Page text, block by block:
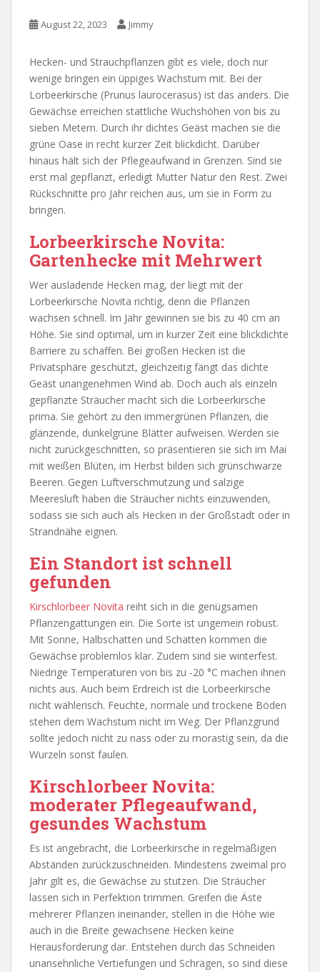
August 22, 2023 Jimmy
Hecken- und Strauchpflanzen gibt es viele, doch nur
wenige bringen ein üppiges Wachstum mit. Bei der
Lorbeerkirsche (Prunus laurocerasus) ist das anders. Die
Gewächse erreichen stattliche Wuchshöhen von bis zu
sieben Metern. Durch ihr dichtes Geäst machen sie die
grüne Oase in recht kurzer Zeit blickdicht. Darüber
hinaus hält sich der Pflegeaufwand in Grenzen. Sind sie
erst mal gepflanzt, erledigt Mutter Natur den Rest. Zwei
Rückschnitte pro Jahr reichen aus, um sie in Form zu
bringen.
Lorbeerkirsche Novita:
Gartenhecke mit Mehrwert
Wer ausladende Hecken mag, der liegt mit der
Lorbeerkirsche Novita richtig, denn die Pflanzen
wachsen schnell. Im Jahr gewinnen sie bis zu 40 cm an
Höhe. Sie sind optimal, um in kurzer Zeit eine blickdichte
Barriere zu schaffen. Bei großen Hecken ist die
Privatsphäre geschützt, gleichzeitig fängt das dichte
Geäst unangenehmen Wind ab. Doch auch als einzeln
gepflanzte Sträucher macht sich die Lorbeerkirsche
prima. Sie gehört zu den immergrünen Pflanzen, die
glänzende, dunkelgrüne Blätter aufweisen. Werden sie
nicht zurückgeschnitten, so präsentieren sie sich im Mai
mit weißen Blüten, im Herbst bilden sich grünschwarze
Beeren. Gegen Luftverschmutzung und salzige
Meeresluft haben die Sträucher nichts einzuwenden,
sodass sie sich auch als Hecken in der Großstadt oder in
Strandnähe eignen.
Ein Standort ist schnell
gefunden
Kirschlorbeer Novita reiht sich in die genügsamen
Pflanzengattungen ein. Die Sorte ist ungemein robust.
Mit Sonne, Halbschatten und Schatten kommen die
Gewächse problemlos klar. Zudem sind sie winterfest.
Niedrige Temperaturen von bis zu -20 °C machen ihnen
nichts aus. Auch beim Erdreich ist die Lorbeerkirsche
nicht wählerisch. Feuchte, normale und trockene Böden
stehen dem Wachstum nicht im Weg. Der Pflanzgrund
sollte jedoch nicht zu nass oder zu morastig sein, da die
Wurzeln sonst faulen.
Kirschlorbeer Novita:
moderater Pflegeaufwand,
gesundes Wachstum
Es ist angebracht, die Lorbeerkirsche in regelmäßigen
Abständen zurückzuschneiden. Mindestens zweimal pro
Jahr gilt es, die Gewächse zu stutzen. Die Sträucher
lassen sich in Perfektion trimmen. Greifen die Äste
mehrerer Pflanzen ineinander, stellen in die Höhe wie
auch in die Breite gewachsene Hecken keine
Herausforderung dar. Entstehen durch das Schneiden
unansehnliche Vertiefungen und Schrägen, so sind diese